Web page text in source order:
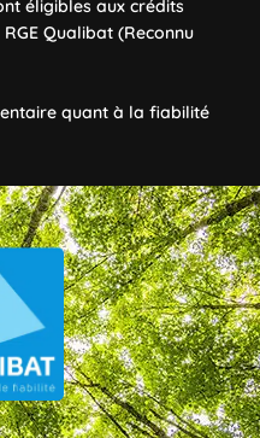
éligibles aux crédits
Qualibat (Reconnu
quant à la fiabilité